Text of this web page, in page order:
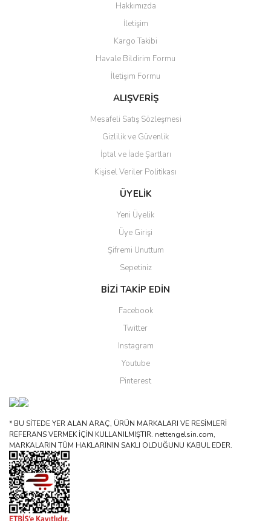
Yorum Yaz
Ürün resmi kalitesiz, bozuk veya görüntülenemiyor.
Ürün açıklamasında eksik bilgiler bulunuyor.
Ürün bilgilerinde hatalar bulunuyor.
Ürün fiyatı diğer sitelerden daha pahalı.
Bu ürüne benzer farklı alternatifler olmalı.
Gönder
Hakkımızda
İletişim
Kargo Takibi
Havale Bildirim Formu
İletişim Formu
ALIŞVERİŞ
Mesafeli Satış Sözleşmesi
Gizlilik ve Güvenlik
İptal ve İade Şartları
Kişisel Veriler Politikası
ÜYELİK
Yeni Üyelik
Üye Girişi
Şifremi Unuttum
Sepetiniz
BİZİ TAKİP EDİN
Facebook
Twitter
Instagram
Youtube
Pinterest
* BU SİTEDE YER ALAN ARAÇ, ÜRÜN MARKALARI VE RESİMLERİ
REFERANS VERMEK İÇİN KULLANILMIŞTIR. nettengelsin.com,
MARKALARIN TÜM HAKLARININ SAKLI OLDUĞUNU KABUL EDER.